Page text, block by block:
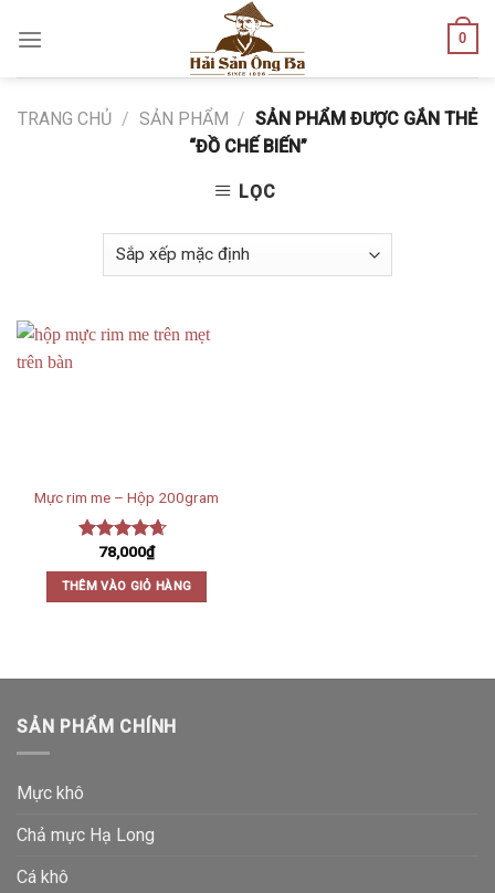
0
TRANG CHỦ / SẢN PHẨM / SẢN PHẨM ĐƯỢC GẮN THẺ
“ĐỒ CHẾ BIẾN”
LỌC
Mực rim me – Hộp 200gram
Được xếp
hạng4.33
5 sao
78,000₫
THÊM VÀO GIỎ HÀNG
SẢN PHẨM CHÍNH
Mực khô
Chả mực Hạ Long
Cá khô